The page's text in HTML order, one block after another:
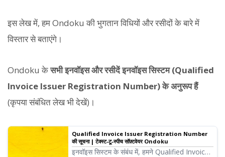
इस लेख में, हम Ondoku की भुगतान विधियों और रसीदों के बारे में
विस्तार से बताएंगे।
Ondoku केसभी इनवॉइस और रसीदें इनवॉइस सिस्टम (Qualified
Invoice Issuer Registration Number) के अनुरूप हैं
(कृपया संबंधित लेख भी देखें)।
Qualified Invoice Issuer Registration Number
की सूचना | टेक्स्ट-टू-स्पीच सॉफ़्टवेयर Ondoku
इनवॉइस सिस्टम के संबंध में, हमने Qualified Invoice